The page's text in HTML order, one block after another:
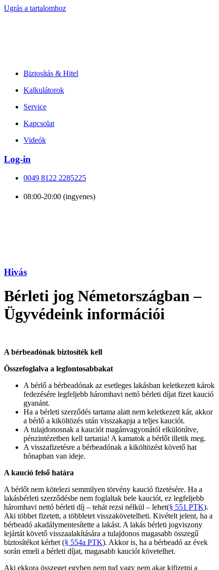
Ugrás a tartalomhoz
Biztosítás & Hitel
Kalkulátorok
Service
Kapcsolat
Videók
Log-in
0049 8122 2285225
08:00-20:00 (ingyenes)
Hivás
Bérleti jog Németországban –
Ügyvédeink információi
A bérbeadónak biztosíték kell
Összefoglalva a legfontosabbakat
A bérlő a bérbeadónak az esetleges lakásban keletkezett károk
fedezésére legfeljebb háromhavi nettó bérleti díjat fizet kaució
gyanánt.
Ha a bérleti szerződés tartama alatt nem keletkezett kár, akkor
a bérlő a kiköltözés után visszakapja a teljes kauciót.
A tulajdonosnak a kauciót magánvagyonától elkülönítve,
pénzintézetben kell tartania! A kamatok a bérlőt illetik meg.
A visszafizetésre a bérbeadónak a kiköltözést követő hat
hónapban van ideje.
A kaució felső határa
A bérlőt nem kötelezi semmilyen törvény kaució fizetésére. Ha a
lakásbérleti szerződésbe nem foglaltak bele kauciót, ez legfeljebb
háromhavi nettó bérleti díj – tehát rezsi nélkül – lehet(§ 551 PTK).
Aki többet fizetett, a többletet visszakövetelheti. Kivételt jelent, ha a
bérbeadó akadálymentesítette a lakást. A lakás bérleti jogviszony
lejártát követő visszaalakítására a tulajdonos magasabb összegű
biztosítékot kérhet (§ 554a PTK). Akkor is, ha a bérbeadó az évek
során emeli a bérleti díjat, magasabb kauciót követelhet.
Aki ekkora összeget egyben nem tud vagy nem akar kifizetni a